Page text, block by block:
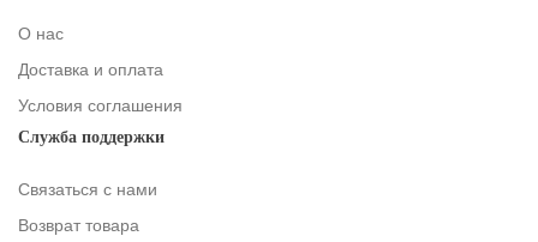
О нас
Доставка и оплата
Условия соглашения
Служба поддержки
Связаться с нами
Возврат товара